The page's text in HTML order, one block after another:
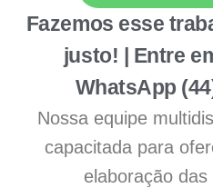
Fazemos esse
justo! | Entre
WhatsApp
Nossa equipe
capacitada para
elaboração